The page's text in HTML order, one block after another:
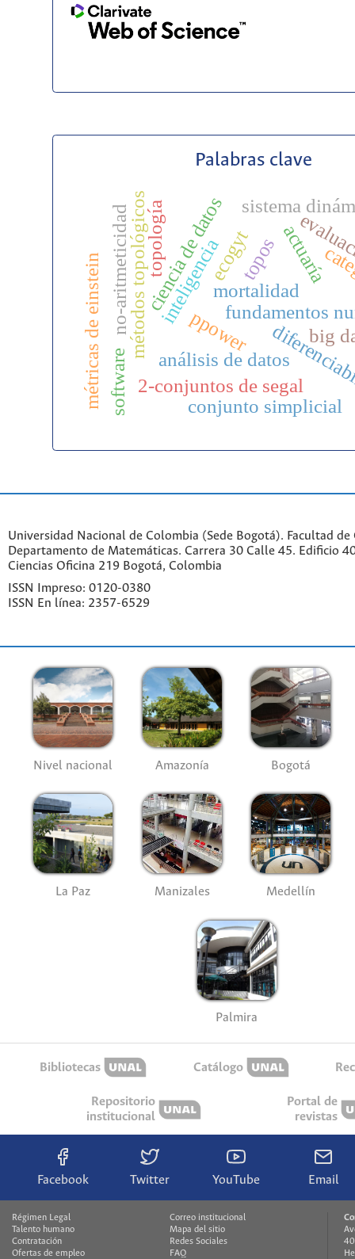
Palabras clave
mortalidad
actuaría
fundamentos
ciencia de datos
métodos topológicos
análisis de datos
inteligencia
software
big
ppower
sistema
2-conjuntos de segal
conjunto simplicial
no-aritmeticidad
métricas de einstein ecogyt
topología topos
Universidad Nacional de Colombia (Sede Bogotá). Facultad de
Departamento de Matemáticas. Carrera 30 Calle 45. Edificio
Ciencias Oficina 219 Bogotá, Colombia
ISSN Impreso: 0120-0380
ISSN En línea: 2357-6529
Nivel nacional Amazonía Bogotá
La Paz Manizales Medellín
Palmira
Bibliotecas Catálogo
Repositorio
institucional
Portal de
revistas
Facebook Twitter YouTube Email
Régimen Legal
Talento humano
Contratación
Ofertas de empleo
Correo institucional
Mapa del sitio
Redes Sociales
FAQ